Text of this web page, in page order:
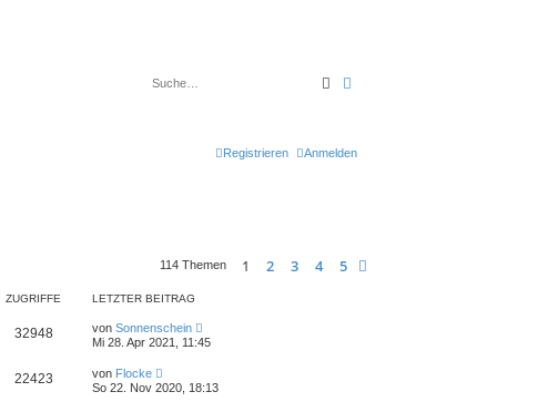
Suche
Anmelden
Registrieren
114 Themen 1 2 3 4 5
ZUGRIFFE LETZTER BEITRAG
32948 von Sonnenschein
Mi 28. Apr 2021, 11:45
22423 von Flocke
So 22. Nov 2020, 18:13